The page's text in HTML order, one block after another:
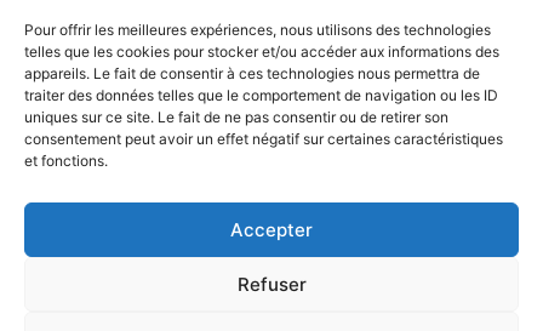
Pour offrir les meilleures expériences, nous utilisons des technologies
telles que les cookies pour stocker et/ou accéder aux informations des
appareils. Le fait de consentir à ces technologies nous permettra de
traiter des données telles que le comportement de navigation ou les ID
uniques sur ce site. Le fait de ne pas consentir ou de retirer son
consentement peut avoir un effet négatif sur certaines caractéristiques
et fonctions.
Accepter
Refuser
INFORMATION
Mon compte
Nous contacter
Mode paiement
Nos services
Politique de confidentialité
Politique de cookies (UE)